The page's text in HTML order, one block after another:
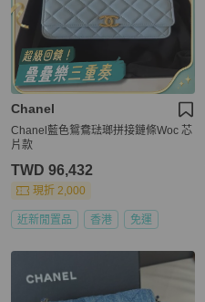
Chanel
Chanel藍色鴛鴦琺瑯拼接鏈條Woc 芯
片款
TWD 96,432
現折 2,000
近新閒置品 香港 免運